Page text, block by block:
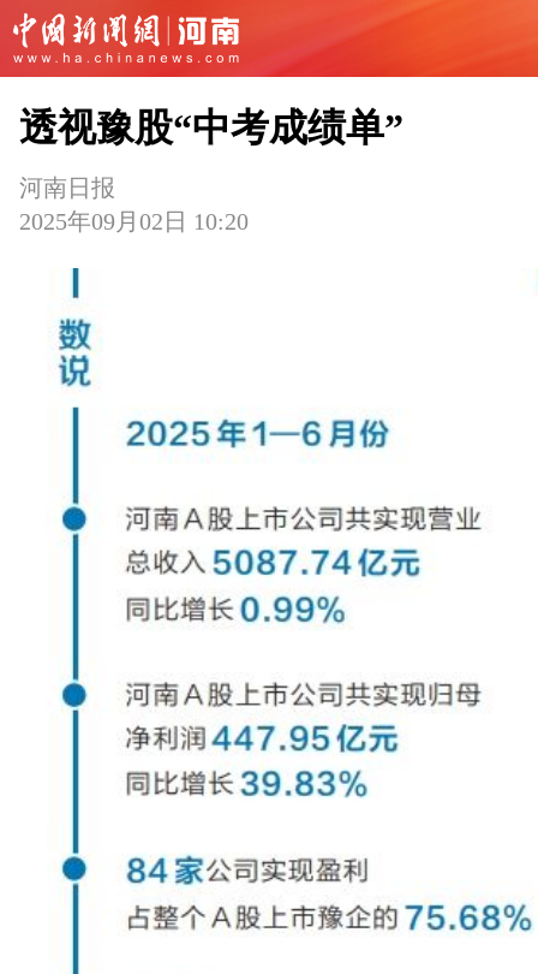
透视豫股“中考成绩单”
河南日报
2025年09月02日 10:20